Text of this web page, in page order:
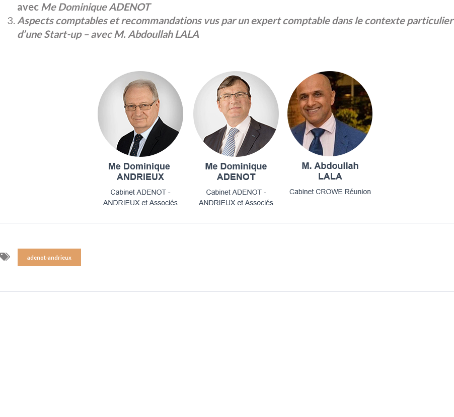
avec Me Dominique ADENOT
Aspects comptables et recommandations vus par un expert comptable dans le contexte particulier
d’une Start-up – avec M. Abdoullah LALA
adenot-andrieux